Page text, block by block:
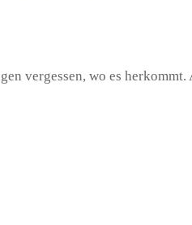
vergessen, wo es